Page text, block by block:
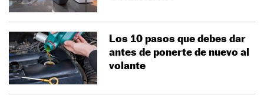
Los 10 pasos que debes dar
antes de ponerte de nuevo al
volante